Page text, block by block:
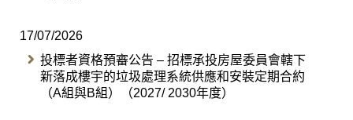
17/07/2026
投標者資格預審公告 – 招標承投房屋委員會轄下
新落成樓宇的垃圾處理系統供應和安裝定期合約
（A組與B組）（2027/ 2030年度）